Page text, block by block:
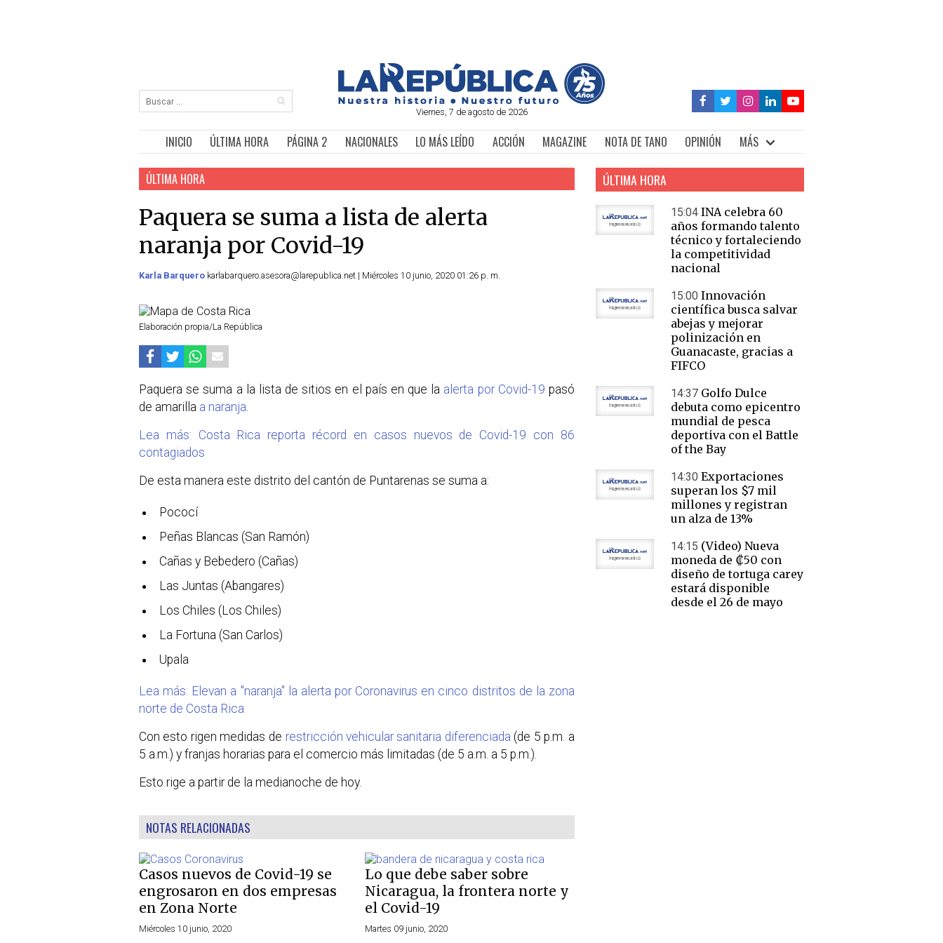
Viernes, 7 de agosto de 2026
INICIO ÚLTIMA HORA PÁGINA 2 NACIONALES LO MÁS LEÍDO ACCIÓN MAGAZINE NOTA DE TANO OPINIÓN MÁS
ÚLTIMA HORA
Paquera se suma a lista de alerta
naranja por Covid-19
Karla Barquero karlabarquero.asesora@larepublica.net | Miércoles 10 junio, 2020 01:26 p. m.
Elaboración propia/La República
Paquera se suma a la lista de sitios en el país en que la alerta por Covid-19 pasó
de amarilla a naranja
Lea más: Costa Rica reporta récord en casos nuevos de Covid-19 con 86
contagiados
De esta manera este distrito del cantón de Puntarenas se suma a:
Pococí
Peñas Blancas (San Ramón)
Cañas y Bebedero (Cañas)
Las Juntas (Abangares)
Los Chiles (Los Chiles)
La Fortuna (San Carlos)
Upala
Lea más: Elevan a "naranja" la alerta por Coronavirus en cinco distritos de la zona
norte de Costa Rica
Con esto rigen medidas de restricción vehicular sanitaria diferenciada (de 5 p.m. a
5 a.m.) y franjas horarias para el comercio más limitadas (de 5 a.m. a 5 p.m.).
Esto rige a partir de la medianoche de hoy.
NOTAS RELACIONADAS
Casos nuevos de Covid-19 se
engrosaron en dos empresas
en Zona Norte
Miércoles 10 junio, 2020
Lo que debe saber sobre
Nicaragua, la frontera norte y
el Covid-19
Martes 09 junio, 2020
ÚLTIMA HORA
15:04 INA celebra 60
años formando talento
técnico y fortaleciendo
la competitividad
nacional
15:00 Innovación
científica busca salvar
abejas y mejorar
polinización en
Guanacaste, gracias a
FIFCO
14:37 Golfo Dulce
debuta como epicentro
mundial de pesca
deportiva con el Battle
of the Bay
14:30 Exportaciones
superan los $7 mil
millones y registran
un alza de 13%
14:15 (Video) Nueva
moneda de ₡50 con
diseño de tortuga carey
estará disponible
desde el 26 de mayo